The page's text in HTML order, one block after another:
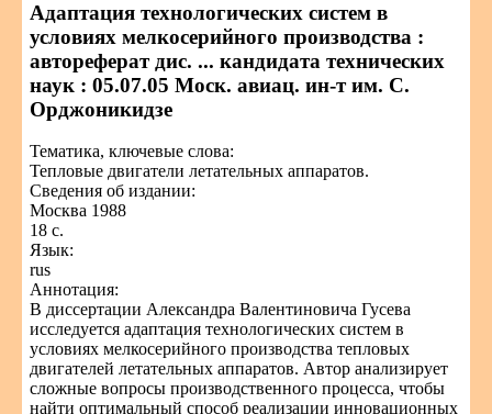
Адаптация технологических систем в
условиях мелкосерийного производства :
автореферат дис. ... кандидата технических
наук : 05.07.05 Моск. авиац. ин-т им. С.
Орджоникидзе
Тематика, ключевые слова:
Тепловые двигатели летательных аппаратов.
Сведения об издании:
Москва 1988
18 с.
Язык:
rus
Аннотация:
В диссертации Александра Валентиновича Гусева
исследуется адаптация технологических систем в
условиях мелкосерийного производства тепловых
двигателей летательных аппаратов. Автор анализирует
сложные вопросы производственного процесса, чтобы
найти оптимальный способ реализации инновационных